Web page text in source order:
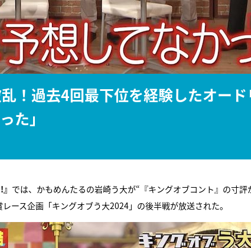
！過去4回最下位を経験したオー
た」
では、かもめんたるの岩崎う大が“『キングオブコント』の寸評
ース企画「キングオブう大2024」の後半戦が放送された。